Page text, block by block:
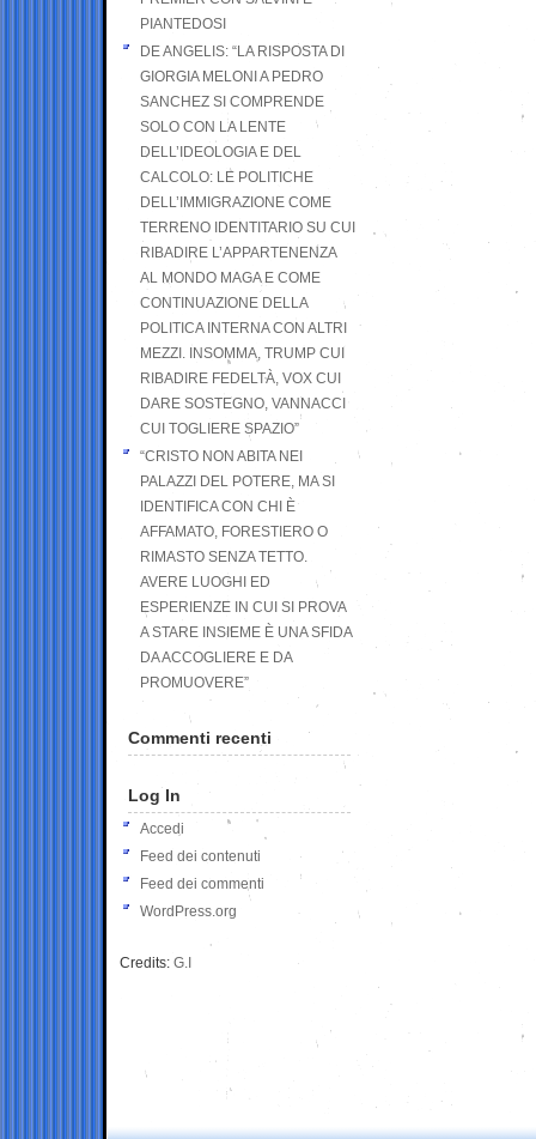
PIANTEDOSI
DE ANGELIS: “LA RISPOSTA DI
GIORGIA MELONI A PEDRO
SANCHEZ SI COMPRENDE
SOLO CON LA LENTE
DELL’IDEOLOGIA E DEL
CALCOLO: LE POLITICHE
DELL’IMMIGRAZIONE COME
TERRENO IDENTITARIO SU CUI
RIBADIRE L’APPARTENENZA
AL MONDO MAGA E COME
CONTINUAZIONE DELLA
POLITICA INTERNA CON ALTRI
MEZZI. INSOMMA, TRUMP CUI
RIBADIRE FEDELTÀ, VOX CUI
DARE SOSTEGNO, VANNACCI
CUI TOGLIERE SPAZIO”
“CRISTO NON ABITA NEI
PALAZZI DEL POTERE, MA SI
IDENTIFICA CON CHI È
AFFAMATO, FORESTIERO O
RIMASTO SENZA TETTO.
AVERE LUOGHI ED
ESPERIENZE IN CUI SI PROVA
A STARE INSIEME È UNA SFIDA
DA ACCOGLIERE E DA
PROMUOVERE”
Commenti recenti
Log In
Accedi
Feed dei contenuti
Feed dei commenti
WordPress.org
Credits: G.I